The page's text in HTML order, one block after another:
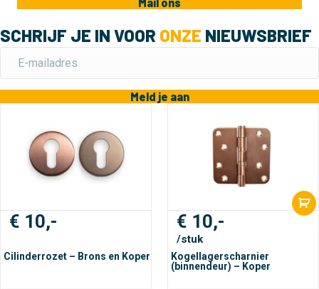
SCHRIJF JE IN VOOR ONZE NIEUWSBRIEF
Meld je aan
€ 10,-
Cilinderrozet – Brons en Koper
€ 10,-
/stuk
Kogellagerscharnier
(binnendeur) – Koper